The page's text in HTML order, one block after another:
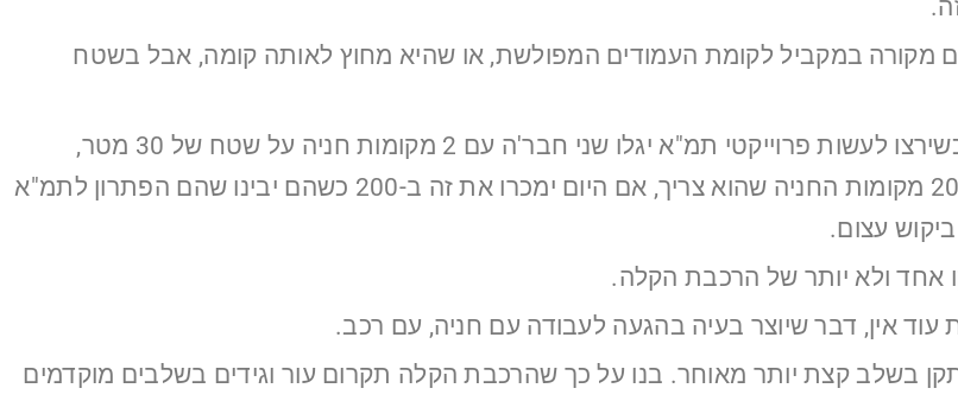
מקורה במקביל לקומת העמודים המפולשת, או שהיא מחוץ לאותה קומה, אבל בשטח
חניות כאלה נעות סביב 150-250 אלף ₪. אם ביום מן הימים כשירצו לעשות פרוייקטי תמ"א יגלו שני חבר'ה עם 2 מקומות חניה על שטח של 30 מטר,
שיכולים לפתור לפרוייקט תמ"א באמצעות מכשיר כזה את כל 20 מקומות החניה שהוא צריך, אם היום ימכרו את זה ב-200 כשהם יבינו שהם הפתרון לתמ"א
אחד ולא יותר של הרכבת הקלה.
אין, דבר שיוצר בעיה בהגעה לעבודה עם חניה, עם רכב.
בשלב קצת יותר מאוחר. בנו על כך שהרכבת הקלה תקרום עור וגידים בשלבים מוקדמים